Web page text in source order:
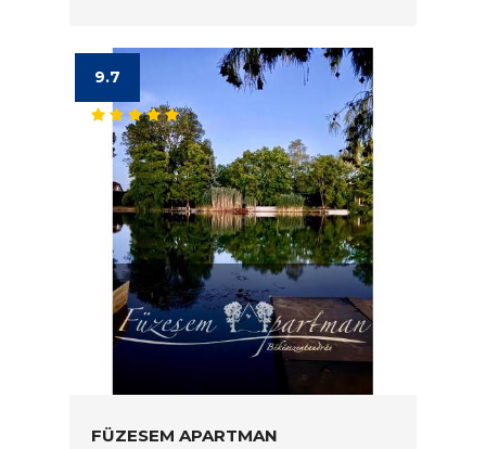
9.7
FÜZESEM APARTMAN